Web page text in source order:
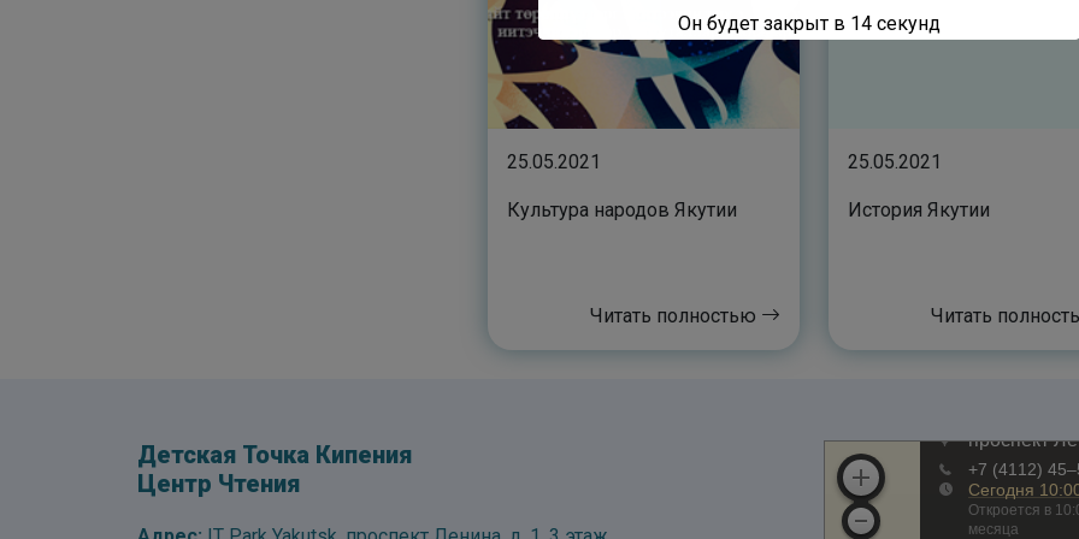
25.05.2021
Культура народов Якутии
Читать полностью
25.05.2021
История Якутии
Читать
Детская Точка Кипения
Центр Чтения
Он будет закрыт в 13 секунд